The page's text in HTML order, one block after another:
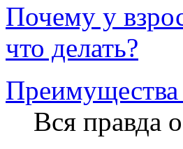
Почему у
что делать?
Преимущества
Вся правда